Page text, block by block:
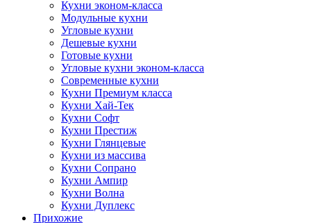
Кухни эконом-класса
Модульные кухни
Угловые кухни
Дешевые кухни
Готовые кухни
Угловые кухни эконом-класса
Современные кухни
Кухни Премиум класса
Кухни Хай-Тек
Кухни Софт
Кухни Престиж
Кухни Глянцевые
Кухни из массива
Кухни Сопрано
Кухни Ампир
Кухни Волна
Кухни Дуплекс
Прихожие